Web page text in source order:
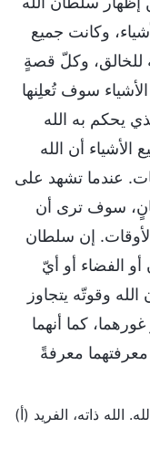
وكانت جميع
للخالق، وكلّ قصةٍ
سوف تُعلِنها
يحكم به الله
الأشياء أن الله
عندما تشهد على
سوف ترى أن
إن سلطان
أو الفضاء أو أيّ
وقوتّه يتجاوز
كما أنهما
معرفةً